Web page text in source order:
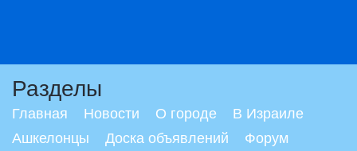
Разделы
Главная Новости О городе
В Израиле
Ашкелонцы
Доска объявлений Форум